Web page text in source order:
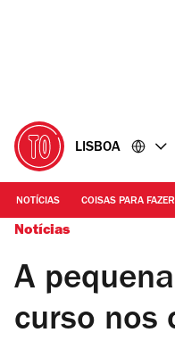
LISBOA
NOTÍCIAS COISAS PARA FAZER
Notícias
A
curso nos